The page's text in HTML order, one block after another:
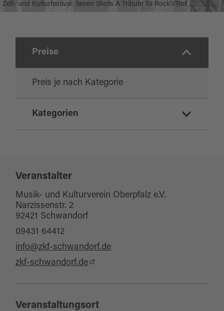
Zelt- und Kulturfestival: Seven Shots A Tribute To Rock'n'Roll
Preise
Preis je nach Kategorie
Kategorien
Veranstalter
Musik- und Kulturverein Oberpfalz e.V.
Narzissenstr. 2
92421 Schwandorf
09431 64412
info@zkf-schwandorf.de
zkf-schwandorf.de
Veranstaltungsort